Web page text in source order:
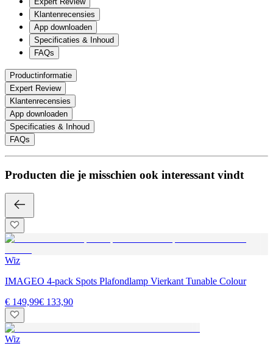
Klantenrecensies
App downloaden
Specificaties & Inhoud
FAQs
Productinformatie
Expert Review
Klantenrecensies
App downloaden
Specificaties & Inhoud
FAQs
Producten die je misschien ook interessant vindt
Wiz
IMAGEO 4-pack Spots Plafondlamp Vierkant Tunable Colour
€ 149,99€ 133,90
Wiz